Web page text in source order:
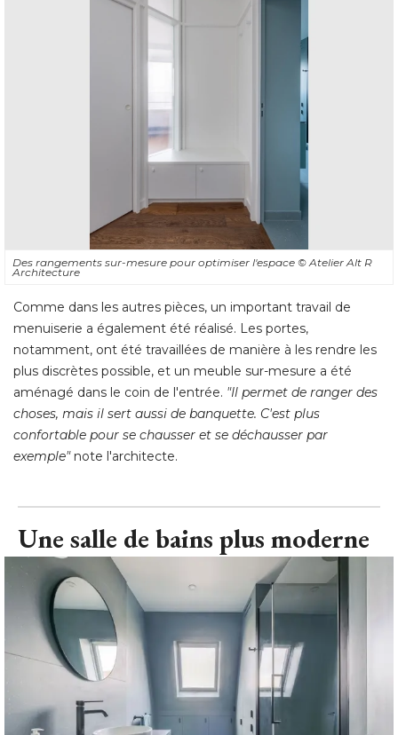
Des rangements sur-mesure pour optimiser l'espace © Atelier Alt R
Architecture
Comme dans les autres pièces, un important travail de
menuiserie a également été réalisé. Les portes,
notamment, ont été travaillées de manière à les rendre les
plus discrètes possible, et un meuble sur-mesure a été
aménagé dans le coin de l'entrée. "Il permet de ranger des
choses, mais il sert aussi de banquette. C'est plus
confortable pour se chausser et se déchausser par
exemple" note l'architecte.
Une salle de bains plus moderne